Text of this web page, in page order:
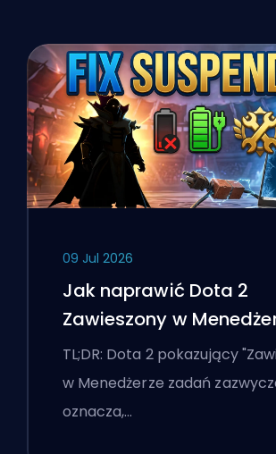
09 Jul 2026
Jak naprawić Dota 2
Zawieszony w
zadań na laptopie z
TL;DR: Dota 2 pokazujący
w Menedżerze zadań
oznacza,…